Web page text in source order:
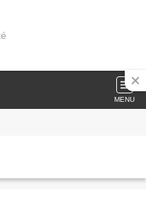
MENU